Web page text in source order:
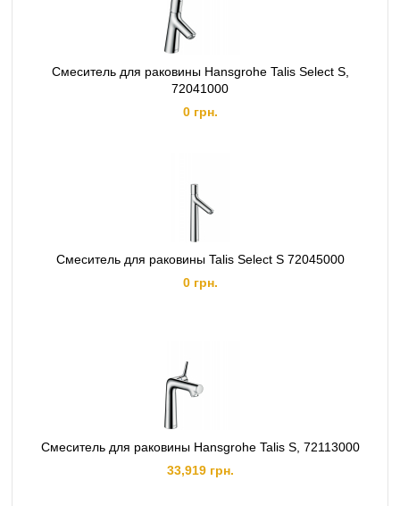
Смеситель для раковины Hansgrohe Talis Select S,
72041000
0 грн.
Смеситель для раковины Talis Select S 72045000
0 грн.
Смеситель для раковины Hansgrohe Talis S, 72113000
33,919 грн.